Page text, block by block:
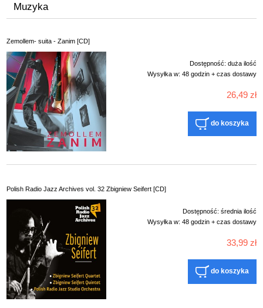
Muzyka
Zemollem- suita - Zanim [CD]
Dostępność: duża ilość
Wysyłka w: 48 godzin + czas dostawy
26,49 zł
do koszyka
Polish Radio Jazz Archives vol. 32 Zbigniew Seifert [CD]
Dostępność: średnia ilość
Wysyłka w: 48 godzin + czas dostawy
33,99 zł
do koszyka